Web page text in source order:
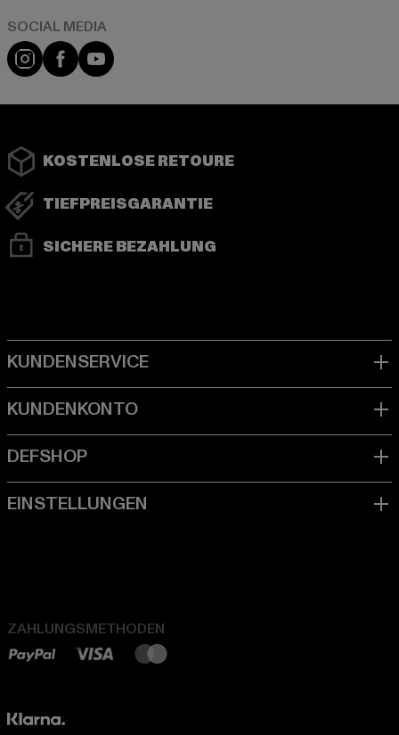
Instagram
FacebookYouTube
KOSTENLOSE RETOURE
TIEFPREISGARANTIE
SICHERE BEZAHLUNG
ZAHLUNGSMETHODEN